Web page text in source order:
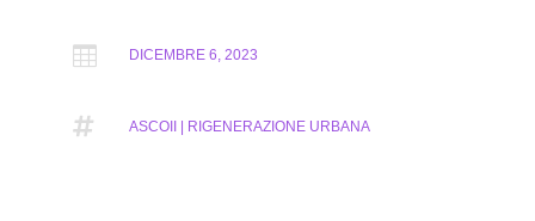
 DICEMBRE 6, 2023
 ASCOII | RIGENERAZIONE URBANA